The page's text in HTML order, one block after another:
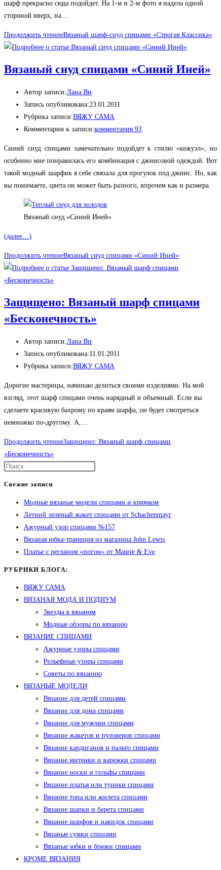
шарф прекрасно сюда подойдет. На 1-м и 2-м фото я надела одной
стороной вверх, на…
Продолжить чтениеВязаный шарф-снуд спицами «Строгая Классика»
Вязаный снуд спицами «Синий Иней»
Автор записи:Лана Ви
Запись опубликована:23.01.2011
Рубрика записи:ВЯЖУ САМА
Комментарии к записи:комментария 93
Синий снуд спицами замечательно подойдет к стилю «кежуэл», но
особенно мне понравилась его комбинация с джинсовой одеждой. Вот
такой модный шарфик я себе связала для прогулок под джинс. Но, как
вы понимаете, цвета он может быть разного, впрочем как и размера.
Вязаный снуд «Синий Иней»
(далее…)
Продолжить чтениеВязаный снуд спицами «Синий Иней»
Защищено: Вязаный шарф спицами
«Бесконечность»
Автор записи:Лана Ви
Запись опубликована:11.01.2011
Рубрика записи:ВЯЖУ САМА
Дорогие мастерицы, начинаю делиться своими изделиями. На мой
взгляд, этот шарф спицами очень нарядный и объемный. Если вы
сделаете красивую бахрому по краям шарфа, он будет смотреться
немножко по-другому. А,…
Продолжить чтениеЗащищено: Вязаный шарф спицами
«Бесконечность»
Свежие записи
Модные вязаные модели спицами и крючком
Летний зеленый жакет спицами от Schachenmayr
Ажурный узор спицами №157
Вязаная юбка-трапеция из магазина John Lewis
Платье с регланом «погон» от Maurie & Eve
РУБРИКИ БЛОГА:
ВЯЖУ САМА
ВЯЗАНАЯ МОДА И ПОДИУМ
Звезды в вязаном
Модные обзоры по вязанию
ВЯЗАНИЕ СПИЦАМИ
Ажурные узоры спицами
Рельефные узоры спицами
Советы по вязанию
ВЯЗАНЫЕ МОДЕЛИ
Вязание для детей спицами
Вязание для дома спицами
Вязание для мужчин спицами
Вязание жакетов и пуловеров спицами
Вязание кардиганов и пальто спицами
Вязание митенки и варежки спицами
Вязание носки и гольфы спицами
Вязание платья или туники спицами
Вязание топа или жилета спицами
Вязание шапки и берета спицами
Вязание шарфов и накидок спицами
Вязаные сумки спицами
Вязаные юбки и брюки спицами
КРОМЕ ВЯЗАНИЯ